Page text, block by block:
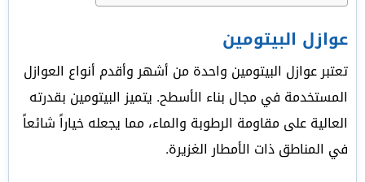
عوازل البيتومين
تعتبر عوازل البيتومين واحدة من أشهر وأقدم أنواع العوازل
المستخدمة في مجال بناء الأسطح. يتميز البيتومين بقدرته
العالية على مقاومة الرطوبة والماء، مما يجعله خياراً شائعاً
في المناطق ذات الأمطار الغزيرة.